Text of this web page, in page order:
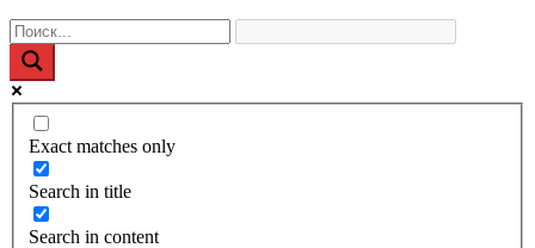
Exact matches only
Search in title
Search in content